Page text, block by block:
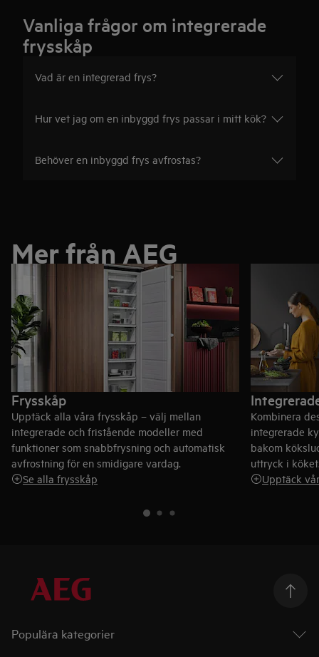
kan frysen kombineras med ettintegrerat kylskåp.
Vanliga frågor om integrerade
frysskåp
Vad är en integrerad frys?
Hur vet jag om en inbyggd frys passar i mitt kök?
Behöver en inbyggd frys avfrostas?
Mer från AEG
Frysskåp
Upptäck alla våra frysskåp – välj mellan
integrerade och fristående modeller med
funktioner som snabbfrysning och automatisk
avfrostning för en smidigare vardag.
Se alla frysskåp
Kombinera
integrerade
bakom
uttryck i
Upptäck
Populära kategorier